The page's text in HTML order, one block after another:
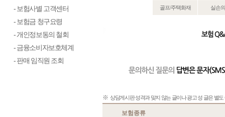
- 보험사별 고객센터
- 보험금 청구요령
- 개인정보동의 철회
- 금융소비자보호체계
- 판매 임직원 조회
골프/주택화재 실손
※ 상담게시판 성격과 맞지 않는 글이나 광고 성 글은 별
보험종류